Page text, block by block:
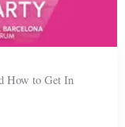
How to Get In